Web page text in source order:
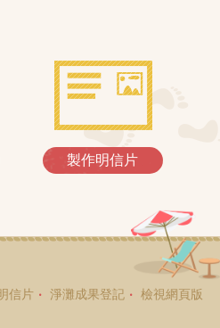
製作明信片
信片 淨灘成果登記 檢視網頁版